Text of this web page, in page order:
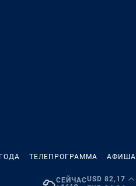
ТЕЛЕПРОГРАММА АФИША
СЕЙЧАСUSD 82,17